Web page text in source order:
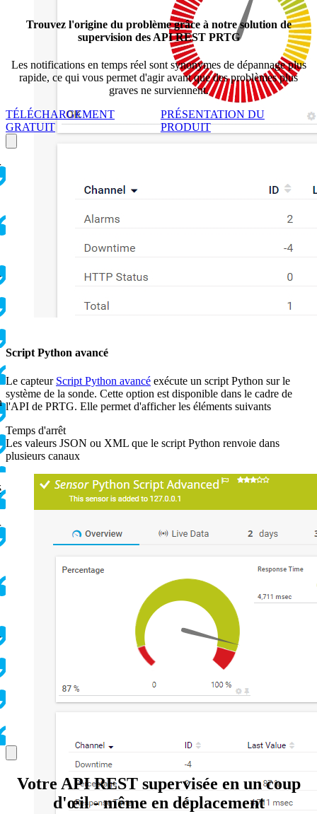
Script Python avancé
Le capteur Script Python avancé exécute un script Python sur le
système de la sonde. Cette option est disponible dans le cadre de
l'API de PRTG. Elle permet d'afficher les éléments suivants
Temps d'arrêt
Les valeurs JSON ou XML que le script Python renvoie dans
plusieurs canaux
Trouvez l'origine du problème grâce à notre solution de
supervision des API REST PRTG
Les notifications en temps réel sont synonymes de dépannage plus
rapide, ce qui vous permet d'agir avant que des problèmes plus
graves ne surviennent.
TÉLÉCHARGEMENT
GRATUIT
PRÉSENTATION DU
PRODUIT
Votre API REST supervisée en un coup
d'œil - même en déplacement